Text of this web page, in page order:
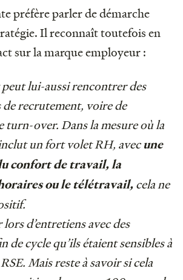
préfère parler de démarche
Il reconnaît toutefois en
sur la marque employeur :
lui-aussi rencontrer des
recrutement, voire de
turn-over. Dans la mesure où la
un fort volet RH, avec une
confort de travail, la
ou le télétravail, cela ne
lors d’entretiens avec des
de cycle qu’ils étaient sensibles à
Mais reste à savoir si cela